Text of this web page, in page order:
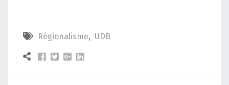
Régionalisme, UDB